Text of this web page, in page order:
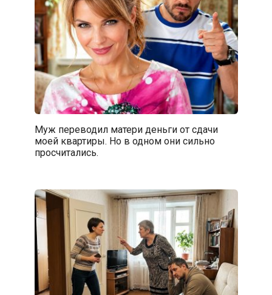
Муж переводил матери деньги от сдачи
моей квартиры. Но в одном они сильно
просчитались.